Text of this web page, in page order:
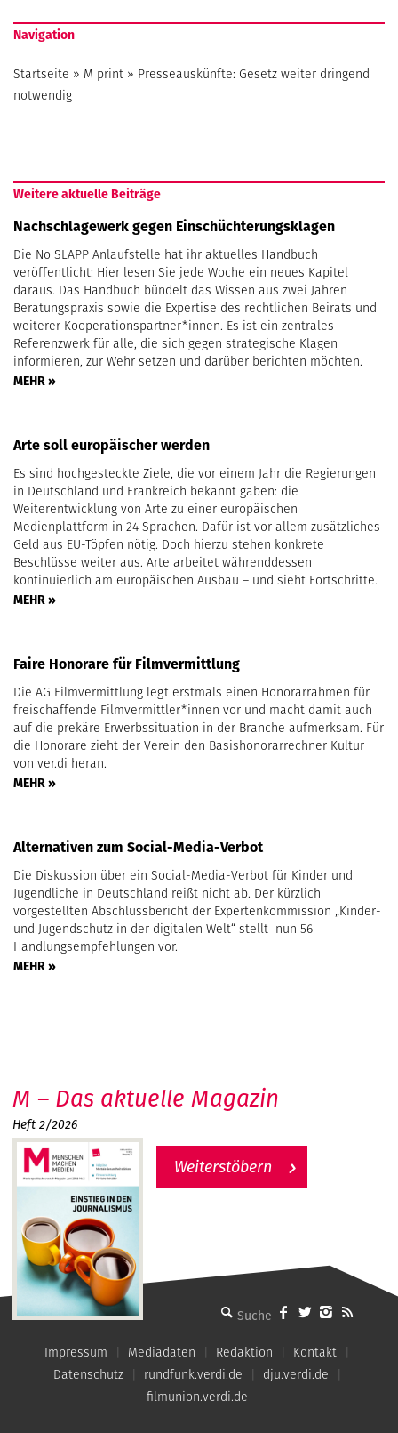
Navigation
Startseite » M print » Presseauskünfte: Gesetz weiter dringend
notwendig
Weitere aktuelle Beiträge
Nachschlagewerk gegen Einschüchterungsklagen
Die No SLAPP Anlaufstelle hat ihr aktuelles Handbuch
veröffentlicht: Hier lesen Sie jede Woche ein neues Kapitel
daraus. Das Handbuch bündelt das Wissen aus zwei Jahren
Beratungspraxis sowie die Expertise des rechtlichen Beirats und
weiterer Kooperationspartner*innen. Es ist ein zentrales
Referenzwerk für alle, die sich gegen strategische Klagen
informieren, zur Wehr setzen und darüber berichten möchten.
MEHR »
Arte soll europäischer werden
Es sind hochgesteckte Ziele, die vor einem Jahr die Regierungen
in Deutschland und Frankreich bekannt gaben: die
Weiterentwicklung von Arte zu einer europäischen
Medienplattform in 24 Sprachen. Dafür ist vor allem zusätzliches
Geld aus EU-Töpfen nötig. Doch hierzu stehen konkrete
Beschlüsse weiter aus. Arte arbeitet währenddessen
kontinuierlich am europäischen Ausbau – und sieht Fortschritte.
MEHR »
Faire Honorare für Filmvermittlung
Die AG Filmvermittlung legt erstmals einen Honorarrahmen für
freischaffende Filmvermittler*innen vor und macht damit auch
auf die prekäre Erwerbssituation in der Branche aufmerksam. Für
die Honorare zieht der Verein den Basishonorarrechner Kultur
von ver.di heran.
MEHR »
Alternativen zum Social-Media-Verbot
Die Diskussion über ein Social-Media-Verbot für Kinder und
Jugendliche in Deutschland reißt nicht ab. Der kürzlich
vorgestellten Abschlussbericht der Expertenkommission „Kinder-
und Jugendschutz in der digitalen Welt“ stellt nun 56
Handlungsempfehlungen vor.
MEHR »
MMM - Menschen machen Medien
M – Das aktuelle Magazin
Heft 2/2026
Weiterstöbern
Impressum Mediadaten Redaktion
Kontakt
Datenschutz
rundfunk.verdi.de
dju.verdi.de
filmunion.verdi.de